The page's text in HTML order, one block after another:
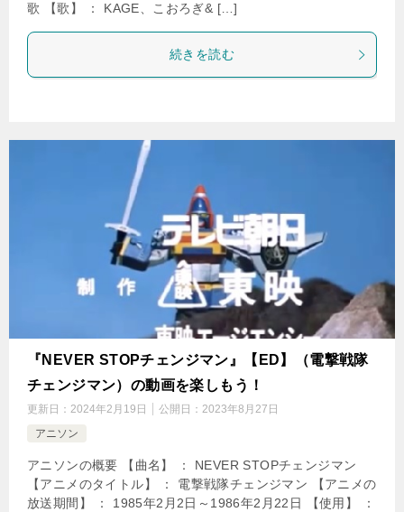
歌 【歌】 ： KAGE、こおろぎ& […]
続きを読む
『NEVER STOPチェンジマン』【ED】（電撃戦隊
チェンジマン）の動画を楽しもう！
更新日： 2024年2月19日 公開日： 2023年8月27日
アニソン
アニソンの概要 【曲名】 ： NEVER STOPチェンジマン
【アニメのタイトル】 ： 電撃戦隊チェンジマン 【アニメの
放送期間】 ： 1985年2月2日～1986年2月22日 【使用】 ：